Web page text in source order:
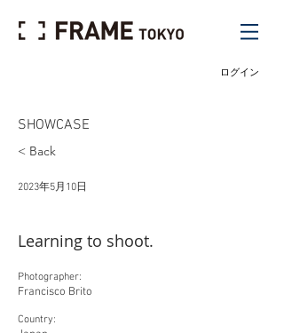
ログイン
SHOWCASE
< Back
2023年5月10日
Learning to shoot.
Photographer:
Francisco Brito
Country: